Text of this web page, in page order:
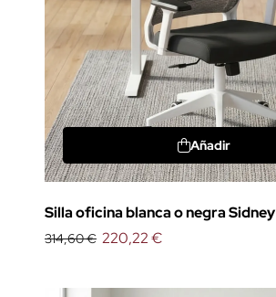
Añadir
Silla oficina blanca o negra Sidney
314,60 € 220,22 €